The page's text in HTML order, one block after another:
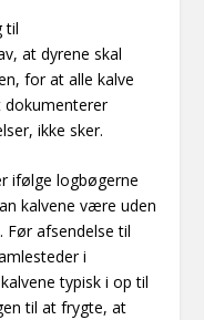
til
at dyrene skal
for at alle kalve
dokumenterer
ikke sker.
ifølge logbøgerne
kalvene være uden
afsendelse til
i
typisk i op til
til at frygte, at